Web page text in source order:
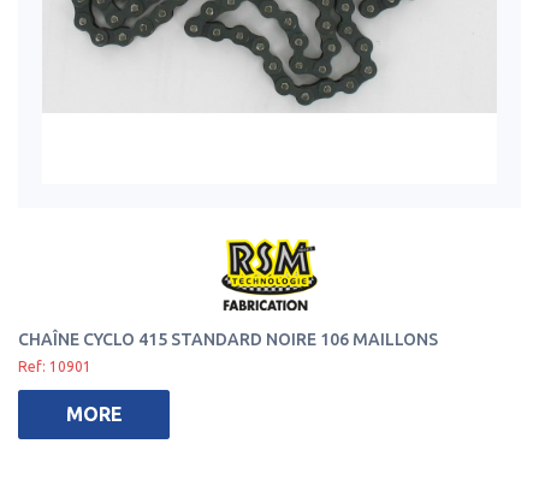
CHAÎNE CYCLO 415 STANDARD NOIRE 106 MAILLONS
Ref: 10901
MORE